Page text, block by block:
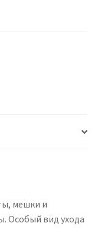
мешки и
Особый вид ухода